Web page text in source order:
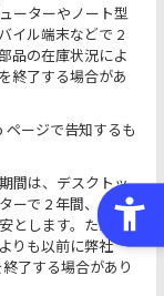
ーターやノート型
イル端末などで 2
品の在庫状況によ
終了する場合があ
ージで告知するも
間は、デスクトッ
ーで 2 年間、タブ
とします。ただ
りも以前に弊社
了する場合があり